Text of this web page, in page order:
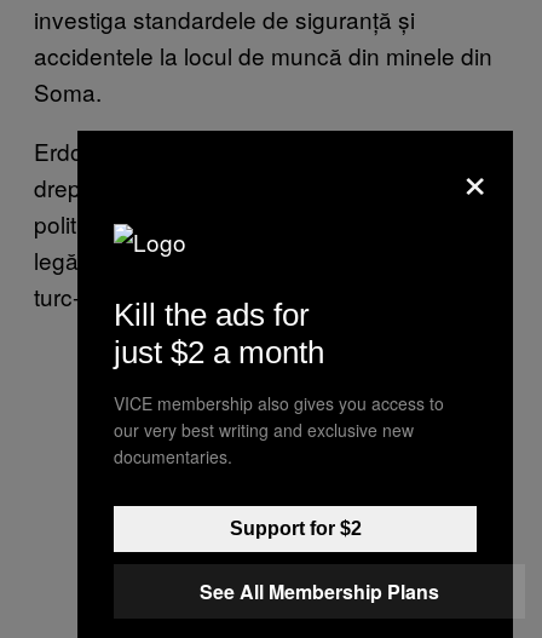
investiga standardele de siguranță și
accidentele la locul de muncă din minele din
Soma.
Erdogan a criticat propunerea, a descris-o
drept o încercare de a schimba agenda
politică și a spus că accidentul nu are nicio
legătură cu minele din Soma, potrivit ziarului
turc-englez Hurryiet Daily News.
×
Kill the ads for
just $2 a month
VICE membership also gives you access to
our very best writing and exclusive new
documentaries.
Support for $2
See All Membership Plans